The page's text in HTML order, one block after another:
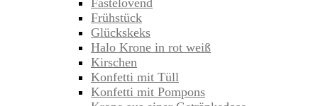
Fastelovend
Frühstück
Glückskeks
Halo Krone in rot weiß
Kirschen
Konfetti mit Tüll
Konfetti mit Pompons